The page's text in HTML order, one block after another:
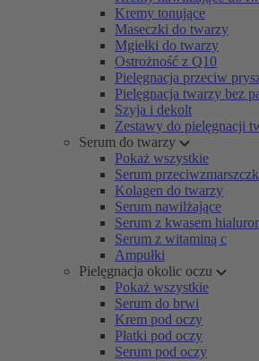
Kremy tonujące
Maseczki do twarzy
Mgiełki do twarzy
Ostrożność z Q10
Pielęgnacja przeciw
Pielęgnacja twarzy bez
Szyja i dekolt
Zestawy do pielęgnacji
Serum do twarzy
Pokaż wszystkie
Serum
Kolagen do twarzy
Serum nawilżające
Serum z kwasem
Serum z witaminą c
Ampułki
Pielęgnacja okolic oczu
Pokaż wszystkie
Serum do brwi
Krem pod oczy
Płatki pod oczy
Serum pod oczy